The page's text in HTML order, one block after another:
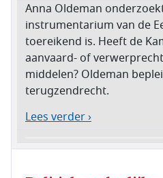
Anna Oldeman
instrumentarium van de
toereikend is. Heeft de
aanvaard- of
middelen? Oldeman
terugzendrecht.
Lees verder ›